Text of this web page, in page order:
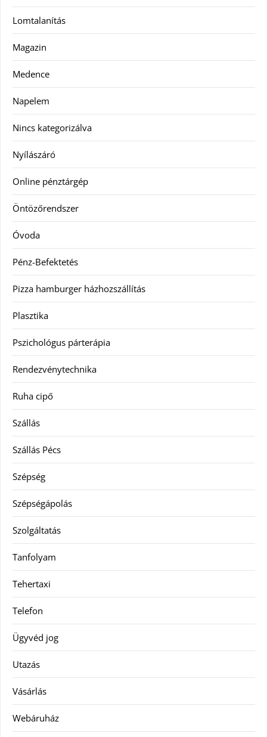
Lomtalanítás
Magazin
Medence
Napelem
Nincs kategorizálva
Nyílászáró
Online pénztárgép
Öntözőrendszer
Óvoda
Pénz-Befektetés
Pizza hamburger házhozszállítás
Plasztika
Pszichológus párterápia
Rendezvénytechnika
Ruha cipő
Szállás
Szállás Pécs
Szépség
Szépségápolás
Szolgáltatás
Tanfolyam
Tehertaxi
Telefon
Ügyvéd jog
Utazás
Vásárlás
Webáruház